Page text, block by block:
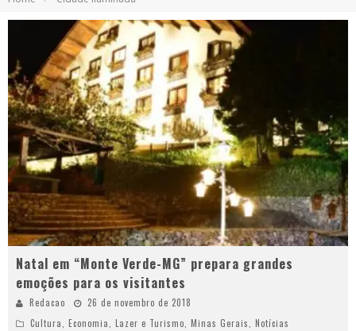
Natal em “Monte Verde-MG” prepara grandes
emoções para os visitantes
Redacao
26 de novembro de 2018
Cultura, Economia, Lazer e Turismo, Minas Gerais, Notícias